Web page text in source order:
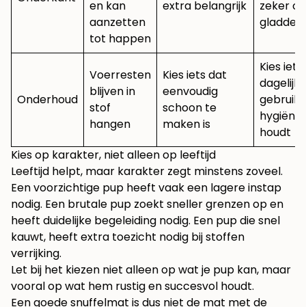
en kan
aanzetten
tot happen
extra belangrijk
zeker op
gladde
Onderhoud
Voerresten
blijven in
stof
hangen
Kies iets dat
eenvoudig
schoon te
maken is
Kies
dagelijks
gebruik
houdt
Kies op karakter, niet alleen op leeftijd
Leeftijd helpt, maar karakter zegt minstens zoveel.
Een voorzichtige pup heeft vaak een lagere instap
nodig. Een brutale pup zoekt sneller grenzen op en
heeft duidelijke begeleiding nodig. Een pup die snel
kauwt, heeft extra toezicht nodig bij stoffen
verrijking.
Let bij het kiezen niet alleen op wat je pup kan, maar
vooral op wat hem rustig en succesvol houdt.
Een goede snuffelmat is dus niet de mat met de